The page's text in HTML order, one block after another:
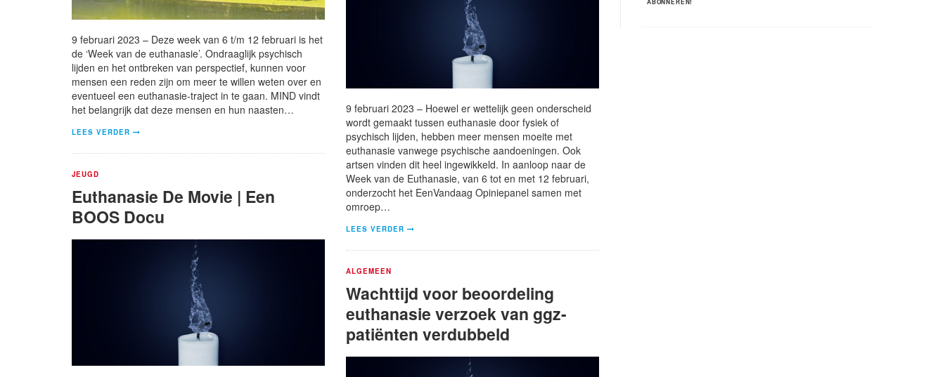
9 februari 2023 – Deze week van 6 t/m 12 februari is het
de ‘Week van de euthanasie’. Ondraaglijk psychisch
lijden en het ontbreken van perspectief, kunnen voor
mensen een reden zijn om meer te willen weten over en
eventueel een euthanasie-traject in te gaan. MIND vindt
het belangrijk dat deze mensen en hun naasten…
LEES VERDER
9 februari 2023 – Hoewel er wettelijk geen onderscheid
wordt gemaakt tussen euthanasie door fysiek of
psychisch lijden, hebben meer mensen moeite met
euthanasie vanwege psychische aandoeningen. Ook
artsen vinden dit heel ingewikkeld. In aanloop naar de
Week van de Euthanasie, van 6 tot en met 12 februari,
onderzocht het EenVandaag Opiniepanel samen met
omroep…
LEES VERDER
JEUGD
Euthanasie De Movie | Een
BOOS Docu
ALGEMEEN
Wachttijd voor beoordeling
euthanasie verzoek van ggz-
patiënten verdubbeld